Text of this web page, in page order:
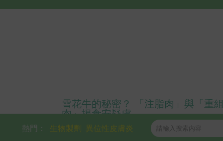
雪花牛的秘密？ 「注脂肉」與「重
肉」揭食安疑慮
異位性皮膚炎
生物製劑
熱門：